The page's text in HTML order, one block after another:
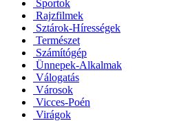
Sportok
Rajzfilmek
Sztárok-Hírességek
Természet
Számítógép
Ünnepek-Alkalmak
Válogatás
Városok
Vicces-Poén
Virágok